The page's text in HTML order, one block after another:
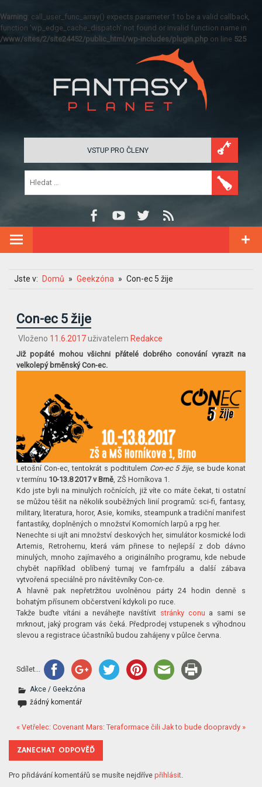
Warning: call_user_func_array() expects parameter 1 to be a valid callback,
function 'wp_edge_cache_dispatch' not found or invalid function name in
/www/sites/2/site24452/public_html/wp-includes/plugin.php on line 525
VSTUP PRO ČLENY
Jste v: Domů Geekzóna Con-ec 5 žije
Con-ec 5 žije
Vloženo 11.6.2017uživatelem Redakce
Již popáté mohou všichni přátelé dobrého conování vyrazit na
velkolepý brněnský Con-ec.
Letošní Con-ec, tentokrát s podtitulem Con-ec 5 žije, se bude konat
v termínu 10-13.8 2017 v Brně , ZŠ Horníkova 1.
Kdo jste byli na minulých ročnících, již víte co máte čekat, ti ostatní
se můžou těšit na několik souběžných linií programů: sci-fi, fantasy,
military, literatura, horor, Asie, komiks, steampunk a tradiční manifest
fantastiky, doplněných o množství Komorních larpů a rpg her.
Nenechte si ujít ani množství deskových her, simulátor kosmické lodi
Artemis, Retrohernu, která vám přinese to nejlepší z dob dávno
minulých, mnoho zajímavého a originálního programu, kde nebude
chybět například oblíbený turnaj ve famfrpálu a další zábava
vytvořená speciálně pro návštěvníky Con-ce.
A hlavně pak nepřetržitou uvolněnou párty 24 hodin denně s
bohatým přísunem občerstvení kdykoli po ruce.
Takže buďte vítáni a neváhejte navštívit stránky conu a sami se
mrknout, jaký program vás čeká. Předprodej vstupenek s výhodnou
slevou a registrace účastníků budou zahájeny v půlce června.
Sdílet...
Akce /Geekzóna
žádný komentář
« Vetřelec: Covenant Mars: Teraformace čili Jak to bude doopravdy »
ZANECHAT ODPOVĚĎ
Pro přidávání komentářů se musíte nejdřívepřihlásit